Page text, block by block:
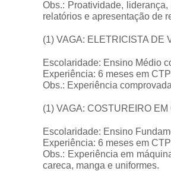
Obs.: Proatividade,
relatórios e apresentação de
(1) VAGA: ELETRICISTA DE
Escolaridade: Ensino Médio
Experiência: 6 meses em
Obs.: Experiência
(1) VAGA: COSTUREIRO EM
Escolaridade: Ensino
Experiência: 6 meses em
Obs.: Experiência em
careca, manga e uniformes.